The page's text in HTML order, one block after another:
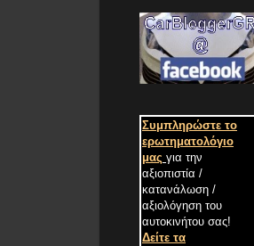
Συμπληρώστε το
ερωτηματολόγιο
μας για την
αξιοπιστία /
κατανάλωση /
αξιολόγηση του
αυτοκινήτου σας!
Δείτε τα